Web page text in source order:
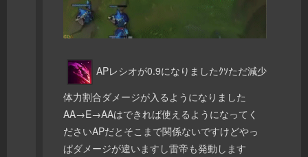
APレシオが0.9になりましたｸｿただ減少
体力割合ダメージが入るようになりました
AA→E→AAはできれば使えるようになってく
ださいAPだとそこまで関係ないですけどやっ
ぱダメージが違いますし雷帝も発動します